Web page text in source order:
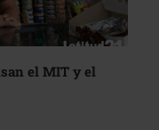
el MIT y el